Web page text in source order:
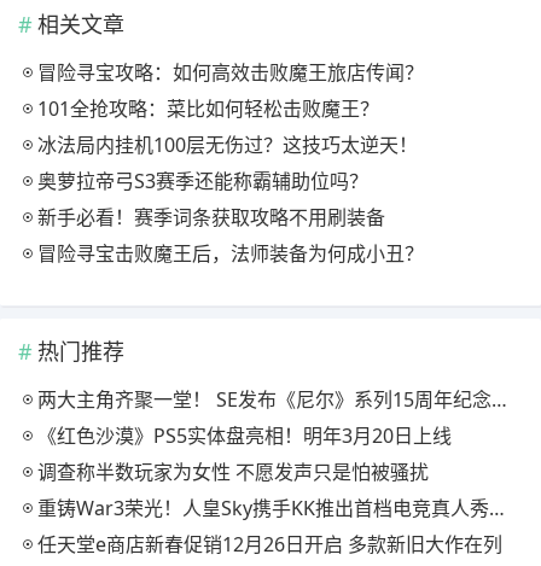
相关文章
冒险寻宝攻略：如何高效击败魔王旅店传闻？
101全抢攻略：菜比如何轻松击败魔王？
冰法局内挂机100层无伤过？这技巧太逆天！
奥萝拉帝弓S3赛季还能称霸辅助位吗？
新手必看！赛季词条获取攻略不用刷装备
冒险寻宝击败魔王后，法师装备为何成小丑？
热门推荐
两大主角齐聚一堂！ SE发布《尼尔》系列15周年纪念典藏套装
《红色沙漠》PS5实体盘亮相！明年3月20日上线
调查称半数玩家为女性 不愿发声只是怕被骚扰
重铸War3荣光！人皇Sky携手KK推出首档电竞真人秀《寻找下一个Sky》
任天堂e商店新春促销12月26日开启 多款新旧大作在列